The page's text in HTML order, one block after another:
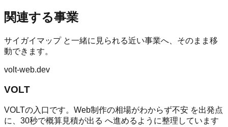
関連する事業
サイガイマップと一緒に見られる近い事業へ、そのまま移
動できます。
volt-web.dev
VOLT
VOLTの入口です。Web制作の相場がわからず不安 を出発点
に、30秒で概算見積が出る へ進めるように整理しています